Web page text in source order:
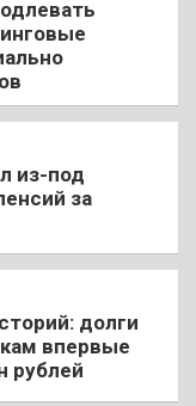
из-под
за
долги
впервые
рублей